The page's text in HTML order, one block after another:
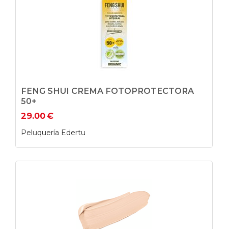
FENG SHUI CREMA FOTOPROTECTORA
50+
29.00€
Peluquería Edertu